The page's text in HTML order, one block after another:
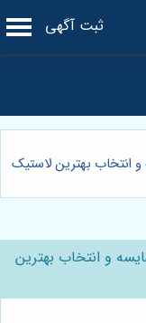
ثبت آگهی
انتخاب بهترین لاستیک
و انتخاب بهترین